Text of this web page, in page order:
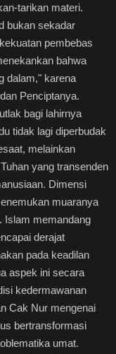
tarikan materi.
bukan sekadar
pembebas
bahwa
dalam," karena
Penciptanya.
bagi lahirnya
tidak lagi diperbudak
melainkan
yang transenden
Dimensi
muaranya
Islam memandang
derajat
pada keadilan
aspek ini secara
kedermawanan
Cak Nur mengenai
bertransformasi
umat.